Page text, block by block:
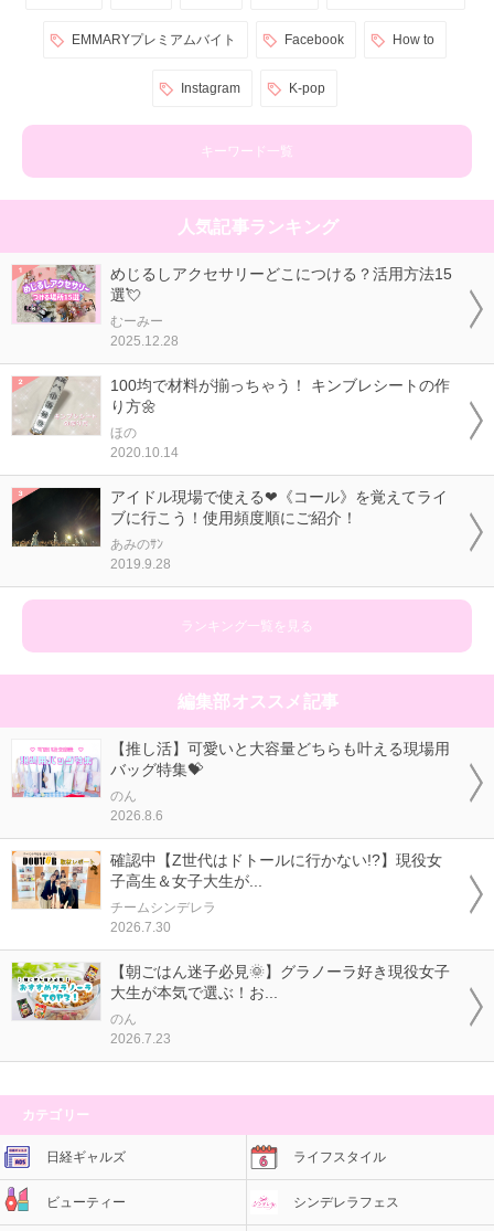
EMMARYプレミアムバイト Facebook How to
Instagram K-pop
キーワード一覧
人気記事ランキング
めじるしアクセサリーどこにつける？活用方法15
選💘
むーみー
2025.12.28
100均で材料が揃っちゃう！ キンブレシートの作
り方🌼
ほの
2020.10.14
アイドル現場で使える❤《コール》を覚えてライ
ブに行こう！使用頻度順にご紹介！
あみのｻﾝ
2019.9.28
ランキング一覧を見る
編集部オススメ記事
【推し活】可愛いと大容量どちらも叶える現場用
バッグ特集💝
のん
2026.8.6
確認中【Z世代はドトールに行かない!?】現役女
子高生＆女子大生が...
チームシンデレラ
2026.7.30
【朝ごはん迷子必見🌞】グラノーラ好き現役女子
大生が本気で選ぶ！お...
のん
2026.7.23
カテゴリー
日経ギャルズ ライフスタイル
ビューティー シンデレラフェス